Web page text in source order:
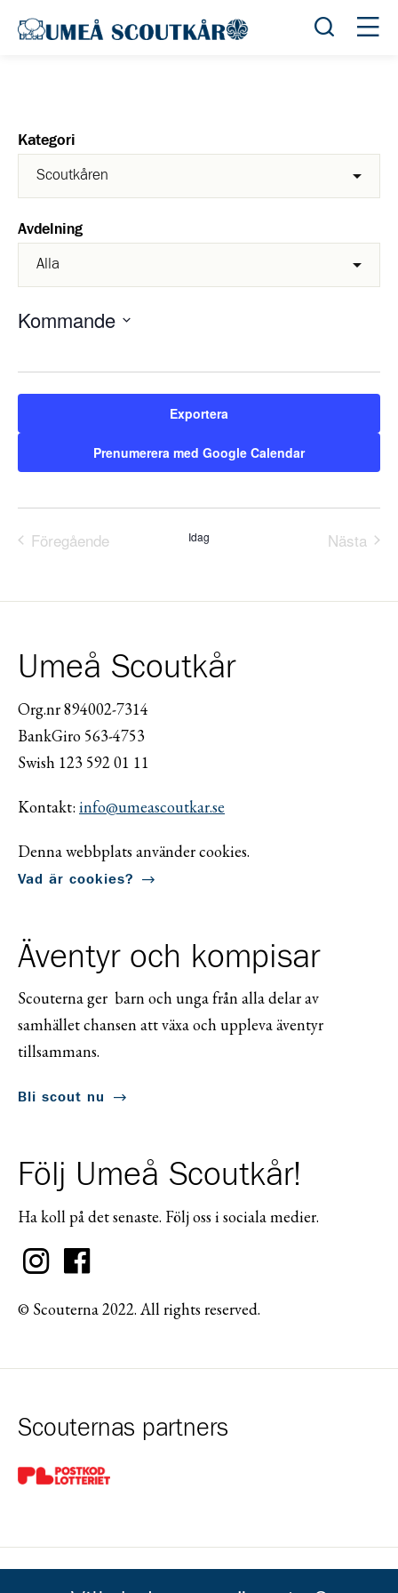
Öppna
Kategori
Avdelning
Kommande
datum.
Exportera
Prenumerera med Google Calendar
Föregående
Idag
Nästa
Umeå Scoutkår
Org.nr 894002-7314
BankGiro 563-4753
Swish 123 592 01 11
Kontakt: info@umeascoutkar.se
Denna webbplats använder cookies.
Vad är cookies?
Äventyr och kompisar
Scouterna ger barn och unga från alla delar av
samhället chansen att växa och uppleva äventyr
tillsammans.
Bli scout nu
Följ Umeå Scoutkår!
Ha koll på det senaste. Följ oss i sociala medier.
© Scouterna 2022. All rights reserved.
Scouternas partners
Gå till pl_50